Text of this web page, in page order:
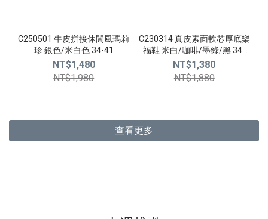
C250501 牛皮拼接休閒風瑪莉
珍 銀色/米白色 34-41
NT$1,480
NT$1,980
C230314 真皮素面軟芯厚底樂
福鞋 米白/咖啡/墨綠/黑 34-
40
NT$1,380
NT$1,880
查看更多